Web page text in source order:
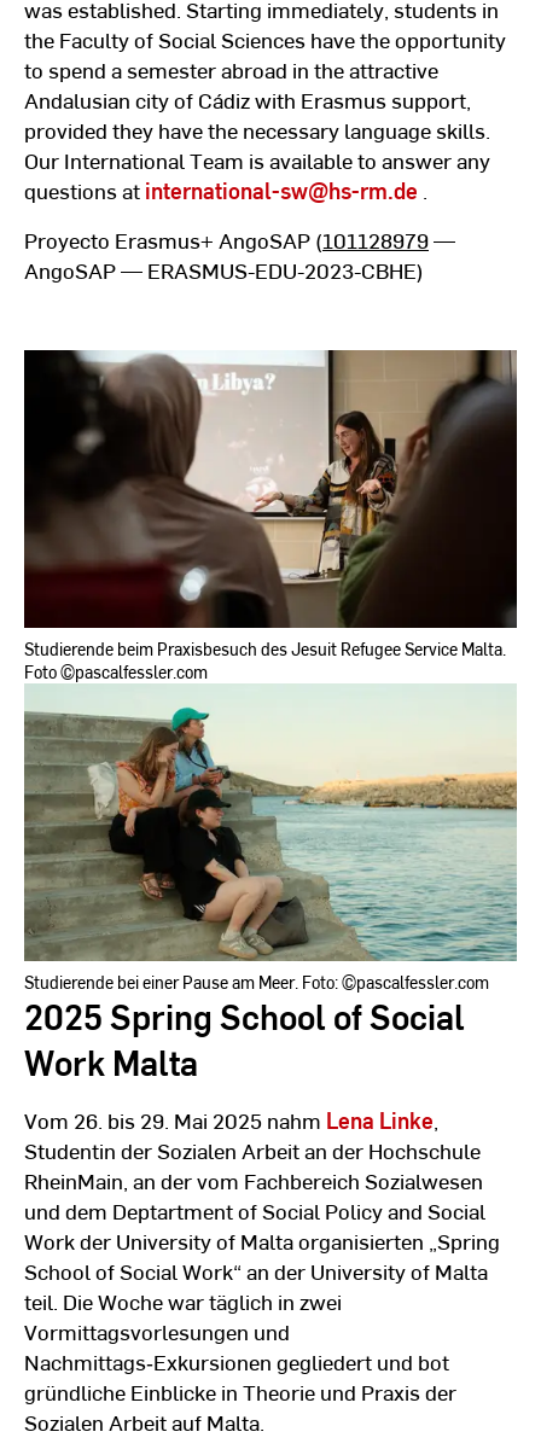
was established. Starting immediately, students in
the Faculty of Social Sciences have the opportunity
to spend a semester abroad in the attractive
Andalusian city of Cádiz with Erasmus support,
provided they have the necessary language skills.
Our International Team is available to answer any
questions at international-sw@hs-rm.de .
Proyecto Erasmus+ AngoSAP (101128979—
AngoSAP — ERASMUS-EDU-2023-CBHE)
Studierende beim Praxisbesuch des Jesuit Refugee Service Malta.
Foto ©pascalfessler.com
Studierende bei einer Pause am Meer. Foto: ©pascalfessler.com
2025 Spring School of Social
Work Malta
Vom 26. bis 29. Mai 2025 nahm Lena Linke,
Studentin der Sozialen Arbeit an der Hochschule
RheinMain, an der vom Fachbereich Sozialwesen
und dem Deptartment of Social Policy and Social
Work der University of Malta organisierten „Spring
School of Social Work“ an der University of Malta
teil. Die Woche war täglich in zwei
Vormittagsvorlesungen und
Nachmittags‑Exkursionen gegliedert und bot
gründliche Einblicke in Theorie und Praxis der
Sozialen Arbeit auf Malta.